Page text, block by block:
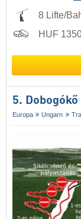
8 Lifte/
HUF
5. Dobogókő
Europa Ungarn